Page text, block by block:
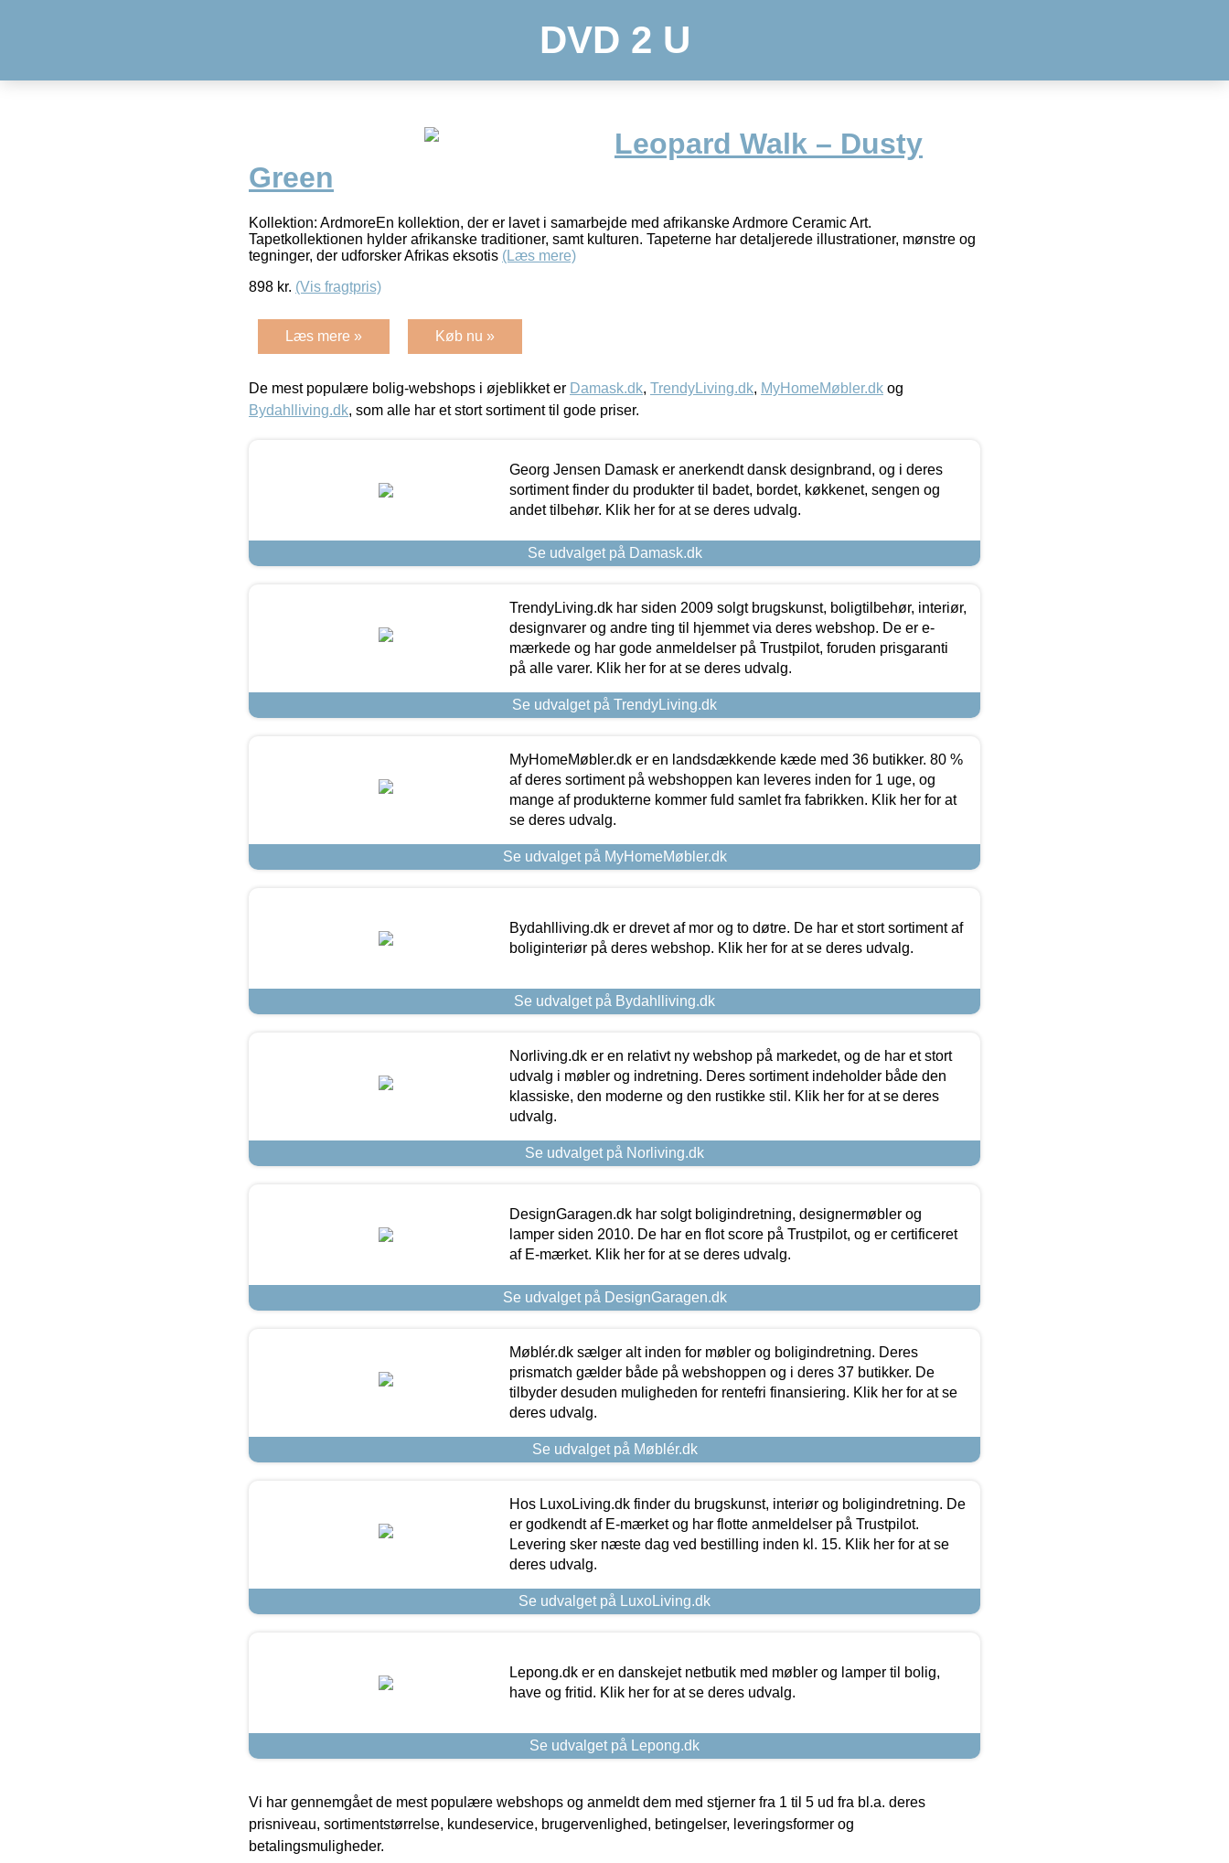
DVD 2 U
Leopard Walk – Dusty
Green
Kollektion: ArdmoreEn kollektion, der er lavet i samarbejde med afrikanske Ardmore Ceramic Art.
Tapetkollektionen hylder afrikanske traditioner, samt kulturen. Tapeterne har detaljerede illustrationer, mønstre og
tegninger, der udforsker Afrikas eksotis (Læs mere)
898 kr. (Vis fragtpris)
Læs mere » Køb nu »
De mest populære bolig-webshops i øjeblikket er Damask.dk, TrendyLiving.dk, MyHomeMøbler.dk og
Bydahlliving.dk, som alle har et stort sortiment til gode priser.
Georg Jensen Damask er anerkendt dansk designbrand, og i deres
sortiment finder du produkter til badet, bordet, køkkenet, sengen og
andet tilbehør. Klik her for at se deres udvalg.
Se udvalget på Damask.dk
TrendyLiving.dk har siden 2009 solgt brugskunst, boligtilbehør, interiør,
designvarer og andre ting til hjemmet via deres webshop. De er e-
mærkede og har gode anmeldelser på Trustpilot, foruden prisgaranti
på alle varer. Klik her for at se deres udvalg.
Se udvalget på TrendyLiving.dk
MyHomeMøbler.dk er en landsdækkende kæde med 36 butikker. 80 %
af deres sortiment på webshoppen kan leveres inden for 1 uge, og
mange af produkterne kommer fuld samlet fra fabrikken. Klik her for at
se deres udvalg.
Se udvalget på MyHomeMøbler.dk
Bydahlliving.dk er drevet af mor og to døtre. De har et stort sortiment af
boliginteriør på deres webshop. Klik her for at se deres udvalg.
Se udvalget på Bydahlliving.dk
Norliving.dk er en relativt ny webshop på markedet, og de har et stort
udvalg i møbler og indretning. Deres sortiment indeholder både den
klassiske, den moderne og den rustikke stil. Klik her for at se deres
udvalg.
Se udvalget på Norliving.dk
DesignGaragen.dk har solgt boligindretning, designermøbler og
lamper siden 2010. De har en flot score på Trustpilot, og er certificeret
af E-mærket. Klik her for at se deres udvalg.
Se udvalget på DesignGaragen.dk
Møblér.dk sælger alt inden for møbler og boligindretning. Deres
prismatch gælder både på webshoppen og i deres 37 butikker. De
tilbyder desuden muligheden for rentefri finansiering. Klik her for at se
deres udvalg.
Se udvalget på Møblér.dk
Hos LuxoLiving.dk finder du brugskunst, interiør og boligindretning. De
er godkendt af E-mærket og har flotte anmeldelser på Trustpilot.
Levering sker næste dag ved bestilling inden kl. 15. Klik her for at se
deres udvalg.
Se udvalget på LuxoLiving.dk
Lepong.dk er en danskejet netbutik med møbler og lamper til bolig,
have og fritid. Klik her for at se deres udvalg.
Se udvalget på Lepong.dk
Vi har gennemgået de mest populære webshops og anmeldt dem med stjerner fra 1 til 5 ud fra bl.a. deres
prisniveau, sortimentstørrelse, kundeservice, brugervenlighed, betingelser, leveringsformer og
betalingsmuligheder.